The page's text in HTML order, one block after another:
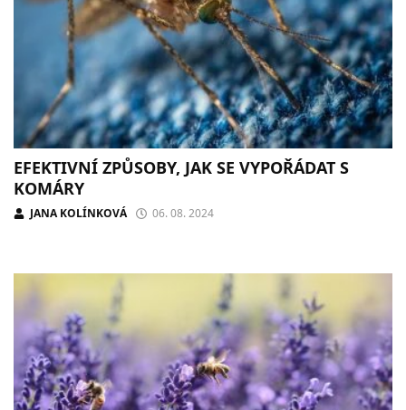
EFEKTIVNÍ ZPŮSOBY, JAK SE VYPOŘÁDAT S
KOMÁRY
JANA KOLÍNKOVÁ 06. 08. 2024